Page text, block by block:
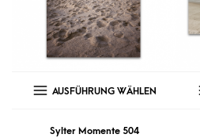
AUSFÜHRUNG WÄHLEN
Sylter Momente 504